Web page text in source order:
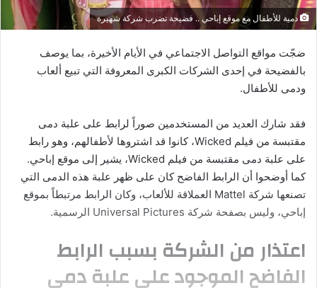
دمية للأطفال مع موقع إباحي .. فضيحة تضرب شركة شهيرة
ضجّت مواقع التواصل الاجتماعي في الأيام الأخيرة، بما يوصف
بالفضيحة في إحدى الشركات الكبرى المعروفة التي تبيع ألعاب
ودمى للأطفال.
فقد شارك العديد من المستخدمين صوراً لرابط على علبة دمى
مقتبسة من فيلم Wicked،
.كانوا قد اشتروها لأطفالهم، وهو رابط
على علبة دمى مقتبسة من فيلم Wicked، يشير إلى موقع إباحي.
كما أوضحوا أن الرابط الفاضح كان على ظهر علبة هذه الدمى التي
تصنعها شركة Mattel العملاقة للألعاب،
وكان الرابط مرتبطاً بموقع
إباحي، وليس بصفحة شركة Universal Pictures الرسمية.
اعتذار من الشركة بسبب الرابط
الفاضح الموجود على علبة دمى